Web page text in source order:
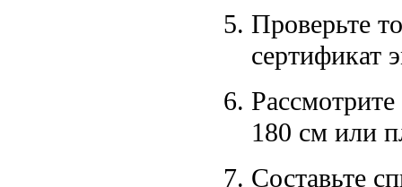
Проверьте
сертификат
180 см или
Составьте